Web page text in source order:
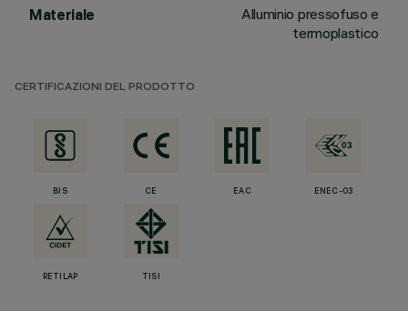
Materiale
Alluminio pressofuso e
termoplastico
CERTIFICAZIONI DEL PRODOTTO
BIS CE EAC ENEC-03
RETILAP TISI